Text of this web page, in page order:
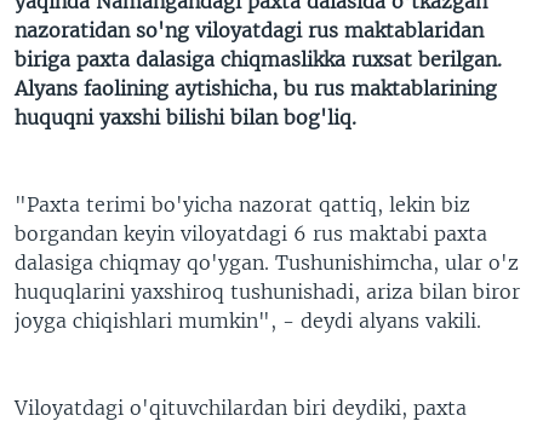
nazoratidan so'ng viloyatdagi rus maktablaridan
biriga paxta dalasiga chiqmaslikka ruxsat berilgan.
Alyans faolining aytishicha, bu rus maktablarining
huquqni yaxshi bilishi bilan bog'liq.
"Paxta terimi bo'yicha nazorat qattiq, lekin biz
borgandan keyin viloyatdagi 6 rus maktabi paxta
dalasiga chiqmay qo'ygan. Tushunishimcha, ular o'z
huquqlarini yaxshiroq tushunishadi, ariza bilan biror
joyga chiqishlari mumkin", - deydi alyans vakili.
Viloyatdagi o'qituvchilardan biri deydiki, paxta